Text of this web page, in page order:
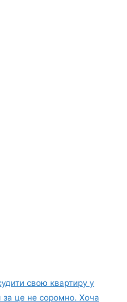
свою квартиру у
за це не соромно. Хоча